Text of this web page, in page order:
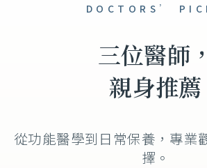
DOCTORS’
三位醫師，
親身推薦
從功能醫學到日常保養，專業
擇。